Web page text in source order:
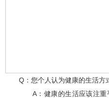
Q：您个人认为健康的生活方
A：健康的生活应该注重